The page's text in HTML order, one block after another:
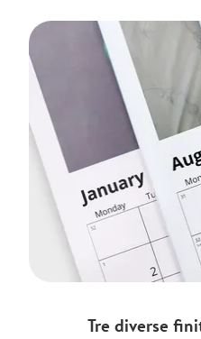
Tre diverse